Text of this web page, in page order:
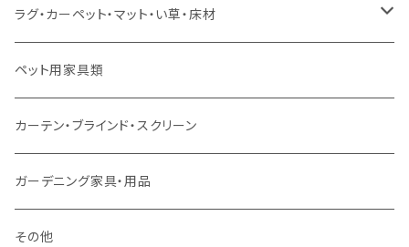
スツール・オットマン
ソファ付属品
クッション・座椅子
セミダブルサイズ（マットレス付）
ダブルサイズ（マットレス付）
ダブルサイズ以上（マットレス付）
ロフトベッド
二段ベッド
リフティングテーブル
サイドテーブル・コーヒーテーブル
デスク
キッズチェア
オフィスチェア・ゲーミングチェア
ダイニングベンチ・スツール
こたつ布団
コタツ・布団セット
本棚・シェルフ
食器棚・収納庫
レンジ台・カウンター
ラック
TVボード
ラグ・カーペット・マット・い草・床材
マット・フロアタイル
ラグ
カーペット
ペット用家具類
カーテン・ブラインド・スクリーン
ガーデニング家具・用品
その他